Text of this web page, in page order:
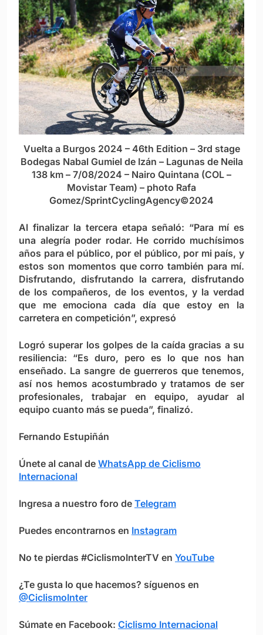
Vuelta a Burgos 2024 – 46th Edition – 3rd stage
Bodegas Nabal Gumiel de Izán – Lagunas de Neila
138 km – 7/08/2024 – Nairo Quintana (COL –
Movistar Team) – photo Rafa
Gomez/SprintCyclingAgency©2024
Al finalizar la tercera etapa señaló: “Para mí es
una alegría poder rodar. He corrido muchísimos
años para el público, por el público, por mi país, y
estos son momentos que corro también para mí.
Disfrutando, disfrutando la carrera, disfrutando
de los compañeros, de los eventos, y la verdad
que me emociona cada día que estoy en la
carretera en competición”, expresó
Logró superar los golpes de la caída gracias a su
resiliencia: “Es duro, pero es lo que nos han
enseñado. La sangre de guerreros que tenemos,
así nos hemos acostumbrado y tratamos de ser
profesionales, trabajar en equipo, ayudar al
equipo cuanto más se pueda”, finalizó.
Fernando Estupiñán
Únete al canal de WhatsApp de Ciclismo
Internacional
Ingresa a nuestro foro de Telegram
Puedes encontrarnos en Instagram
No te pierdas #CiclismoInterTV en YouTube
¿Te gusta lo que hacemos? síguenos en
@CiclismoInter
Súmate en Facebook: Ciclismo Internacional